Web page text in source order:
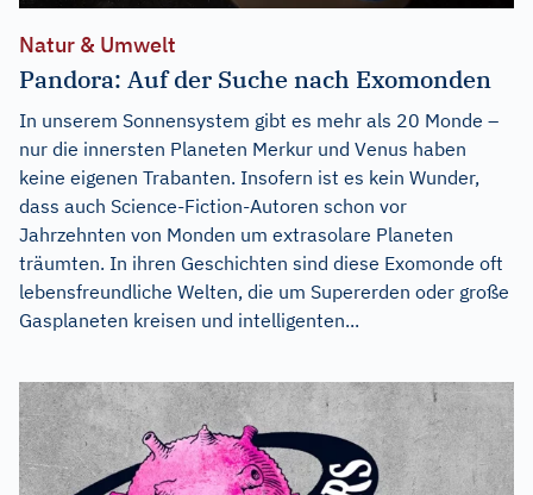
Natur & Umwelt
Pandora: Auf der Suche nach Exomonden
In unserem Sonnensystem gibt es mehr als 20 Monde –
nur die innersten Planeten Merkur und Venus haben
keine eigenen Trabanten. Insofern ist es kein Wunder,
dass auch Science-Fiction-Autoren schon vor
Jahrzehnten von Monden um extrasolare Planeten
träumten. In ihren Geschichten sind diese Exomonde oft
lebensfreundliche Welten, die um Supererden oder große
Gasplaneten kreisen und intelligenten...